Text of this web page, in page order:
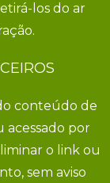
los do ar
conteúdo de
por
o link ou
sem aviso